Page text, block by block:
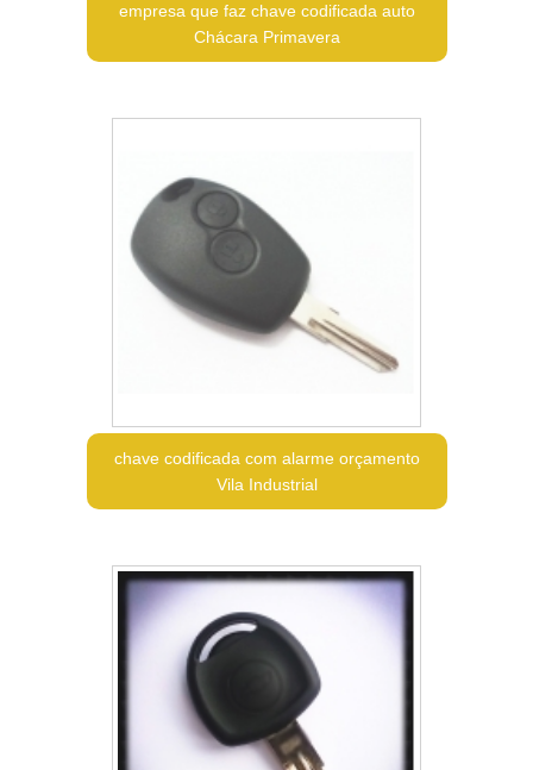
empresa que faz chave codificada auto
Chácara Primavera
chave codificada com alarme orçamento
Vila Industrial